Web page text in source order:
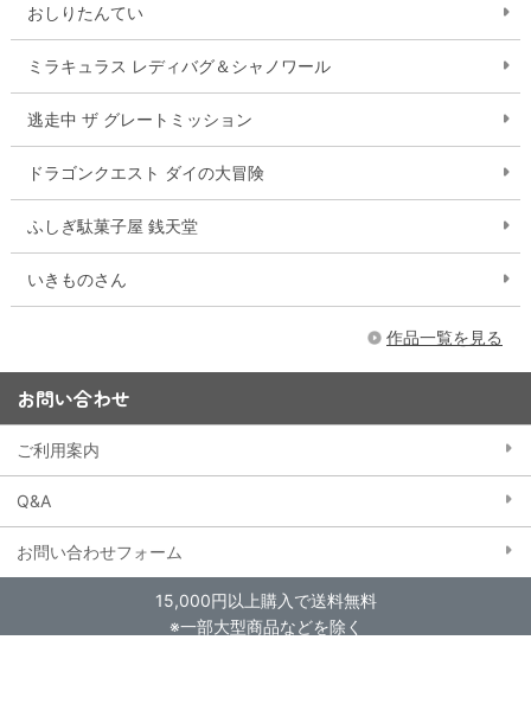
おしりたんてい
ミラキュラス レディバグ＆シャノワール
逃走中 ザ グレートミッション
ドラゴンクエスト ダイの大冒険
ふしぎ駄菓子屋 銭天堂
いきものさん
作品一覧を見る
お問い合わせ
ご利用案内
Q&A
お問い合わせフォーム
15,000円以上購入で送料無料
※一部大型商品などを除く